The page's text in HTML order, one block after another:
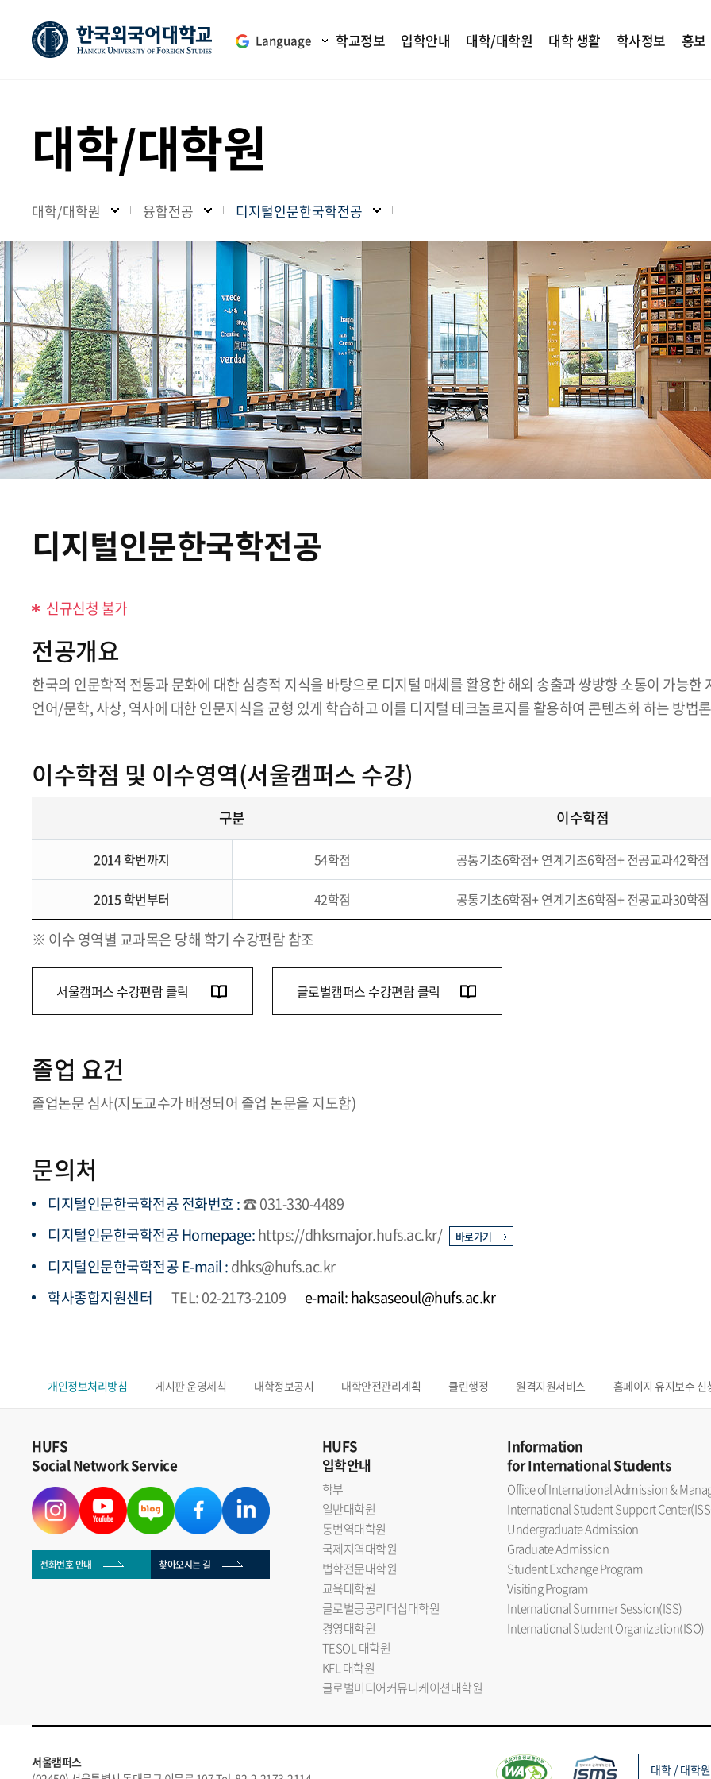
Language 학교정보 입학안내 대학/대학원 대학 생활 학사정보 홍보
대학/대학원
대학/대학원 융합전공 디지털인문한국학전공
디지털인문한국학전공
신규신청 불가
전공개요
한국의 인문학적 전통과 문화에 대한 심층적 지식을 바탕으로 디지털 매체를 활용한 해외 송출과 쌍방향 소통이 가능
언어/문학, 사상, 역사에 대한 인문지식을 균형 있게 학습하고 이를 디지털 테크놀로지를 활용하여 콘텐츠화 하는 방법
이수학점 및 이수영역(서울캠퍼스 수강)
구분 이수학점
2014 학번까지 54학점 공통기초6학점+ 연계기초6학점+ 전공교과42학점
2015 학번부터 42학점 공통기초6학점+ 연계기초6학점+ 전공교과30학점
※ 이수 영역별 교과목은 당해 학기 수강편람 참조
서울캠퍼스 수강편람 클릭 글로벌캠퍼스 수강편람 클릭
졸업 요건
졸업논문 심사(지도교수가 배정되어 졸업 논문을 지도함)
문의처
디지털인문한국학전공 전화번호 :☎ 031-330-4489
디지털인문한국학전공 Homepage:https://dhksmajor.hufs.ac.kr/ 바로가기
디지털인문한국학전공 E-mail :dhks@hufs.ac.kr
학사종합지원센터
TEL: 02-2173-2109 e-mail: haksaseoul@hufs.ac.kr
개인정보처리방침 게시판 운영세칙 대학정보공시 대학안전관리계획 클린행정 원격지원서비스 홈페이지 유지보수 신
HUFS
Social Network Service
전화번호 안내 찾아오시는 길
HUFS
입학안내
학부
일반대학원
통번역대학원
국제지역대학원
법학전문대학원
교육대학원
글로벌공공리더십대학원
경영대학원
TESOL 대학원
KFL 대학원
글로벌미디어커뮤니케이션대학원
Information
for International Students
Office of International Admission &
International Student Support
Undergraduate Admission
Graduate Admission
Student Exchange Program
Visiting Program
International Summer Session(ISS)
International Student Organization(ISO)
서울캠퍼스
대학 / 대학원